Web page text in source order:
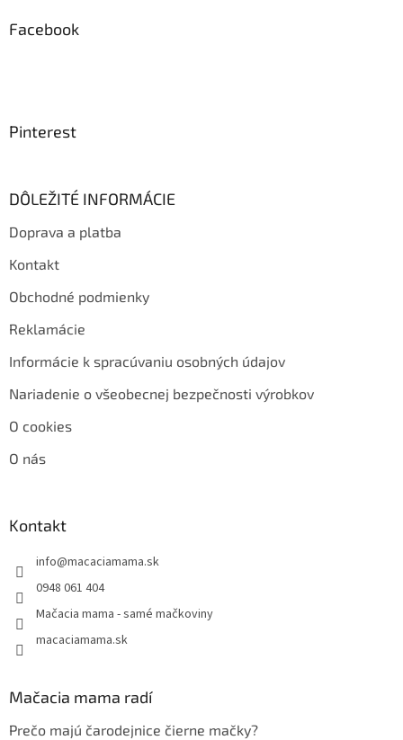
Facebook
Pinterest
DÔLEŽITÉ INFORMÁCIE
Doprava a platba
Kontakt
Obchodné podmienky
Reklamácie
Informácie k spracúvaniu osobných údajov
Nariadenie o všeobecnej bezpečnosti výrobkov
O cookies
O nás
Kontakt
info@macaciamama.sk
0948 061 404
Mačacia mama - samé mačkoviny
macaciamama.sk
Mačacia mama radí
Prečo majú čarodejnice čierne mačky?